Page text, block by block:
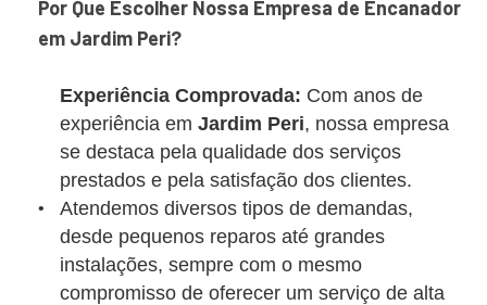
Por Que Escolher Nossa Empresa de Encanador
em Jardim Peri?
Experiência Comprovada: Com anos de
experiência em Jardim Peri, nossa empresa
se destaca pela qualidade dos serviços
prestados e pela satisfação dos clientes.
Atendemos diversos tipos de demandas,
desde pequenos reparos até grandes
instalações, sempre com o mesmo
compromisso de oferecer um serviço de alta